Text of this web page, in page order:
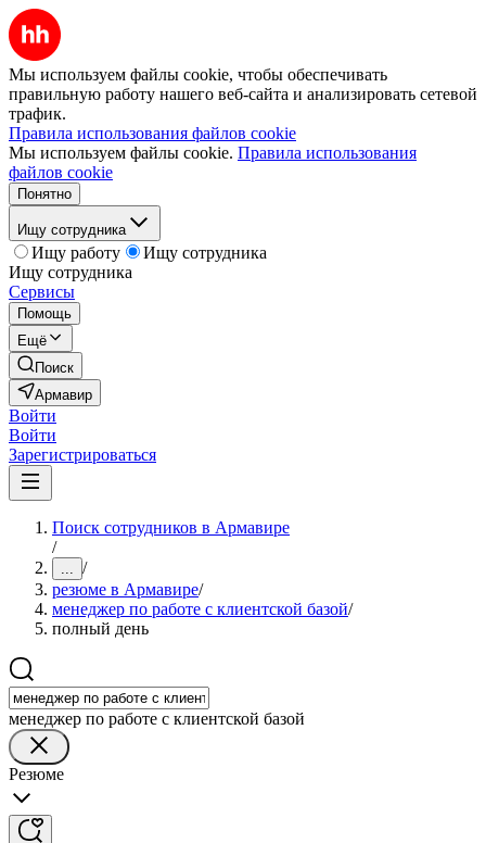
Мы используем файлы cookie, чтобы обеспечивать
правильную работу нашего веб-сайта и анализировать сетевой
трафик.
Правила использования файлов cookie
Мы используем файлы cookie. Правила использования
файлов cookie
Понятно
Ищу сотрудника
Ищу работу
Ищу сотрудника
Ищу сотрудника
Сервисы
Помощь
Ещё
Поиск
Армавир
Войти
Войти
Зарегистрироваться
Поиск сотрудников в Армавире
/
... /
резюме в Армавире/
менеджер по работе с клиентской базой/
полный день
менеджер по работе с клиентской базой
Резюме